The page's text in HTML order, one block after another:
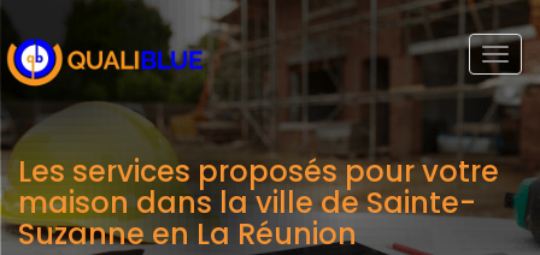
Les services proposés pour votre
maison dans la ville de Sainte-
Suzanne en La Réunion